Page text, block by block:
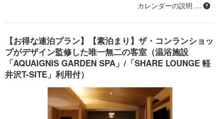
カレンダーの説明 …
【お得な連泊プラン】【素泊まり】ザ・コンランショッ
プがデザイン監修した唯一無二の客室（温浴施設
「AQUAIGNIS GARDEN SPA」/「SHARE LOUNGE 軽
井沢T-SITE」利用付）